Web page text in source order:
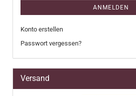
ANMELDEN
Konto erstellen
Passwort vergessen?
Versand